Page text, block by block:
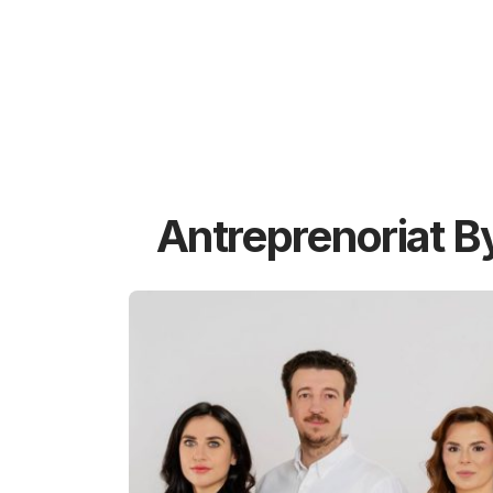
Antreprenoriat